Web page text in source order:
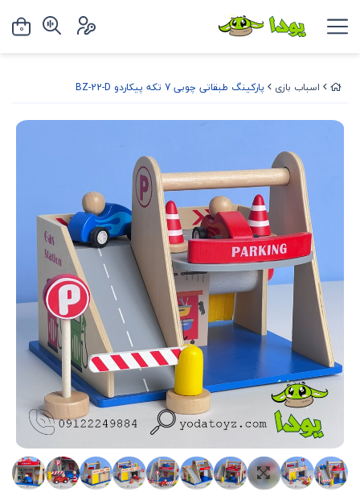
اسباب بازی پارکینگ طبقاتی چوبی 7 تکه پیکاردو BZ-22-D
0